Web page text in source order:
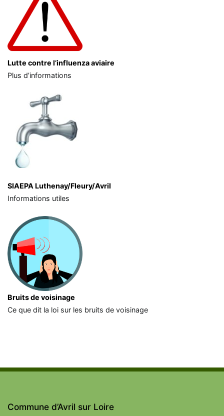
Lutte contre l’influenza aviaire
Plus d’informations
SIAEPA Luthenay/Fleury/Avril
Informations utiles
Bruits de voisinage
Ce que dit la loi sur les bruits de voisinage
Commune d’Avril sur Loire